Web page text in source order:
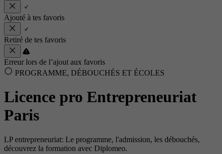
Ajouté à tes favoris
Retiré de tes favoris
Erreur lors de l’ajout aux favoris
PROGRAMME, DÉBOUCHÉS ET ÉCOLES
Licence pro Entrepreneuriat
Paris
LP entrepreneuriat: Le programme, l'admission, les débouchés,
découvrez la formation avec Diplomeo.